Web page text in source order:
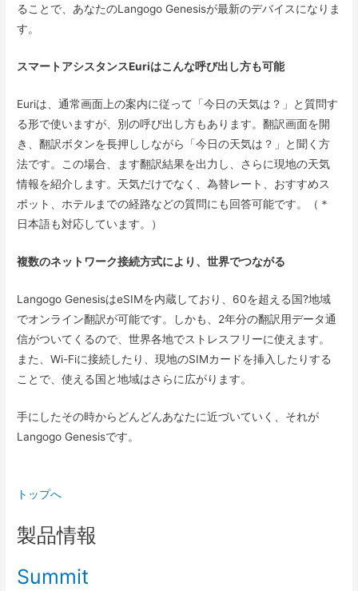
ることで、あなたのLangogo Genesisが最新のデバイスになりま
す。
スマートアシスタンスEuriはこんな呼び出し方も可能
Euriは、通常画面上の案内に従って「今日の天気は？」と質問す
る形で使いますが、別の呼び出し方もあります。翻訳画面を開
き、翻訳ボタンを長押ししながら「今日の天気は？」と聞く方
法です。この場合、ます翻訳結果を出力し、さらに現地の天気
情報を紹介します。天気だけでなく、為替レート、おすすめス
ポット、ホテルまでの経路などの質問にも回答可能です。（＊
日本語も対応しています。）
複数のネットワーク接続方式により、世界でつながる
Langogo GenesisはeSIMを内蔵しており、60を超える国?地域
でオンライン翻訳が可能です。しかも、2年分の翻訳用データ通
信がついてくるので、世界各地でストレスフリーに使えます。
また、Wi-Fiに接続したり、現地のSIMカードを挿入したりする
ことで、使える国と地域はさらに広がります。
手にしたその時からどんどんあなたに近づいていく、それが
Langogo Genesisです。
トップへ
製品情報
Summit